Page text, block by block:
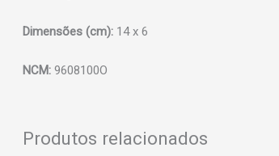
Dimensões (cm): 14 x 6
NCM: 9608100O
Produtos relacionados